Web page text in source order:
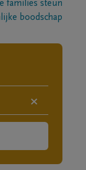
families steun
boodschap
×